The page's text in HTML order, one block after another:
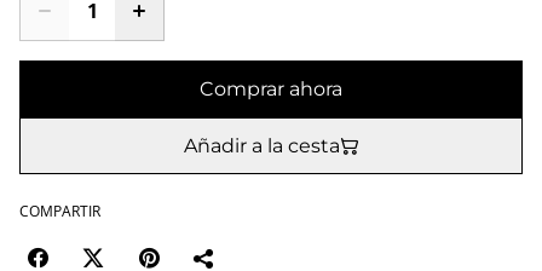
Comprar ahora
Añadir a la cesta
COMPARTIR